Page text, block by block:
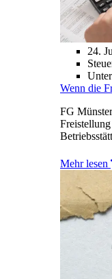
24.
Wenn die
FG
Mehr lesen